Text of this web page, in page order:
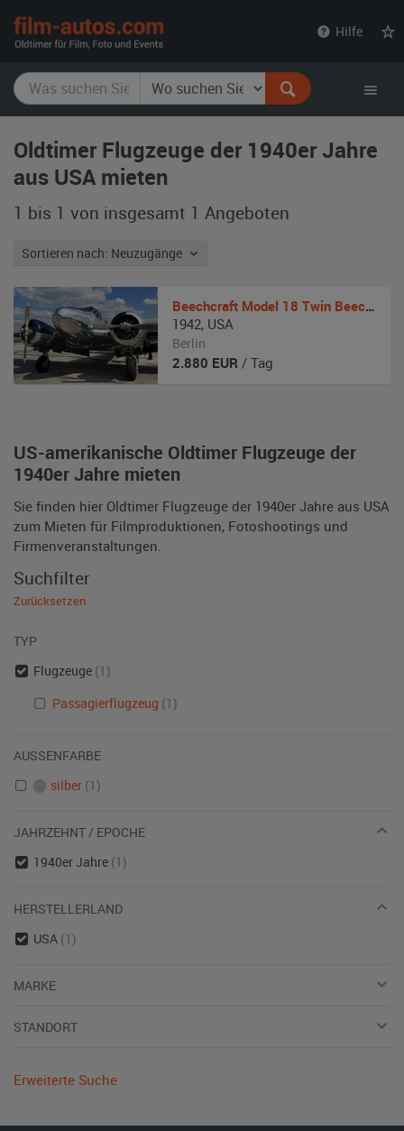
Hilfe
Oldtimer Flugzeuge der 1940er Jahre
aus USA mieten
1 bis 1 von insgesamt 1 Angeboten
Sortieren nach: Neuzugänge
US-amerikanische Oldtimer Flugzeuge der
1940er Jahre mieten
Sie finden hier Oldtimer Flugzeuge der 1940er Jahre aus USA
zum Mieten für Filmproduktionen, Fotoshootings und
Firmenveranstaltungen.
Beechcraft Model 18 Twin Beech / C-45H
1942, USA
Berlin
2.880 EUR / Tag
Suchfilter
Zurücksetzen
TYP
Flugzeuge (1)
Passagierflugzeug (1)
AUSSENFARBE
silber (1)
JAHRZEHNT / EPOCHE
1940er Jahre (1)
HERSTELLERLAND
USA (1)
MARKE
STANDORT
Erweiterte Suche